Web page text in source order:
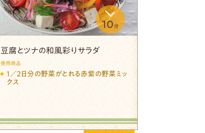
豆腐とツナの和風彩りサラダ
10分
使用商品
１／２日分の野菜がとれる赤紫の野菜ミッ
クス